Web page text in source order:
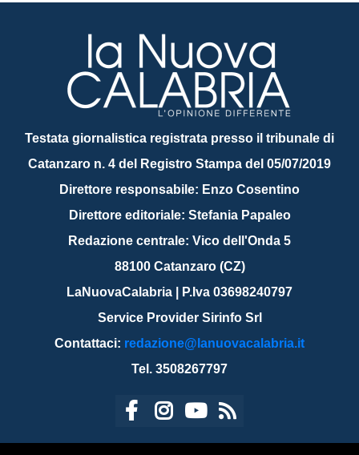
Testata giornalistica registrata presso il tribunale di
Catanzaro n. 4 del Registro Stampa del 05/07/2019
Direttore responsabile: Enzo Cosentino
Direttore editoriale: Stefania Papaleo
Redazione centrale: Vico dell'Onda 5
88100 Catanzaro (CZ)
LaNuovaCalabria | P.Iva 03698240797
Service Provider Sirinfo Srl
Contattaci: redazione@lanuovacalabria.it
Tel. 3508267797